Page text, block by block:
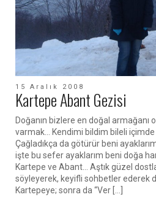
15 Aralık 2008
Kartepe Abant Gezisi
Doğanın bizlere en doğal armağanı
varmak… Kendimi bildim bileli
Çağladıkça da götürür beni
işte bu sefer ayaklarım beni doğa
Kartepe ve Abant… Aştık güzel
söyleyerek, keyifli sohbetler ederek
Kartepeye; sonra da “Ver […]